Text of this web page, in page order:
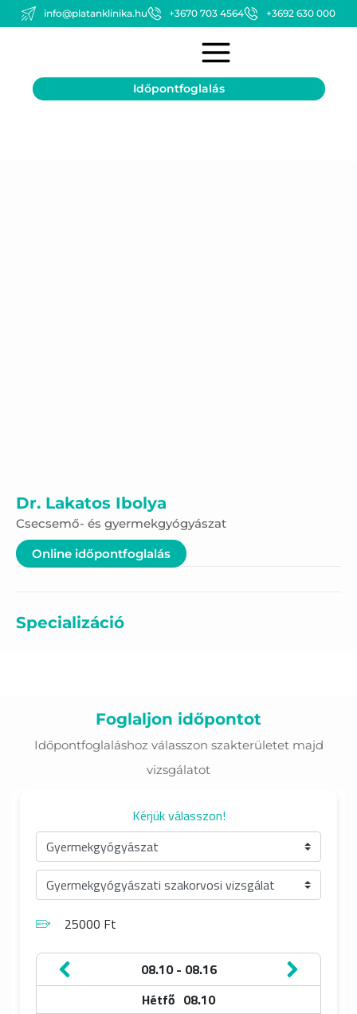
info@platanklinika.hu +3670 703 4564 +3692 630 000
Időpontfoglalás
Dr. Lakatos Ibolya
Csecsemő- és gyermekgyógyászat
Online időpontfoglalás
Specializáció
Tagságok
Foglaljon időpontot
Időpontfoglaláshoz válasszon szakterületet majd
vizsgálatot